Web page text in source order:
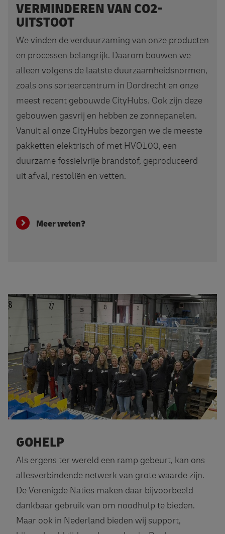
VERMINDEREN VAN CO2-
UITSTOOT
We vinden de verduurzaming van onze producten
en processen belangrijk. Daarom bouwen we
alleen volgens de laatste duurzaamheidsnormen,
zoals ons sorteercentrum in Dordrecht en onze
meest recent gebouwde CityHubs. Ook zijn deze
gebouwen gasvrij en hebben ze zonnepanelen.
Vanuit al onze CityHubs bezorgen we de meeste
pakketten elektrisch of met HVO100, een
duurzame fossielvrije brandstof, geproduceerd
uit afval, restoliën en vetten.
Meer weten?
GOHELP
Als ergens ter wereld een ramp gebeurt, kan ons
allesverbindende netwerk van grote waarde zijn.
De Verenigde Naties maken daar bijvoorbeeld
dankbaar gebruik van om noodhulp te bieden.
Maar ook in Nederland bieden wij support,
Alles over GoHelp